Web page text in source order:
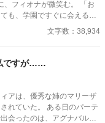
ィオナが微笑む。 「お
も、学園ですぐに会えるの
にいれば、いつでも守って
ィオナの両親が見守るよう
文字数：38,934
ですが……
アは、優秀な姉のマリーザ
れていた。 ある日のパーテ
会ったのは、アグナバル侯